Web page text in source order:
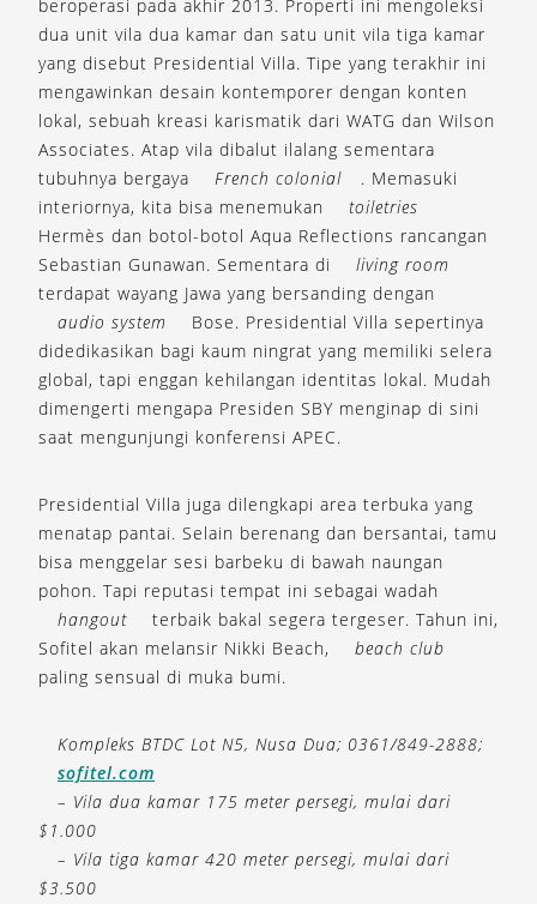
beroperasi pada akhir 2013. Properti ini mengoleksi
dua unit vila dua kamar dan satu unit vila tiga kamar
yang disebut Presidential Villa. Tipe yang terakhir ini
mengawinkan desain kontemporer dengan konten
lokal, sebuah kreasi karismatik dari WATG dan Wilson
Associates. Atap vila dibalut ilalang sementara
tubuhnya bergaya
French colonial
. Memasuki
interiornya, kita bisa menemukan
toiletries
Hermès dan botol-botol Aqua Reflections rancangan
Sebastian Gunawan. Sementara di
living room
terdapat wayang Jawa yang bersanding dengan
audio system
Bose. Presidential Villa sepertinya
didedikasikan bagi kaum ningrat yang memiliki selera
global, tapi enggan kehilangan identitas lokal. Mudah
dimengerti mengapa Presiden SBY menginap di sini
saat mengunjungi konferensi APEC.
Presidential Villa juga dilengkapi area terbuka yang
menatap pantai. Selain berenang dan bersantai, tamu
bisa menggelar sesi barbeku di bawah naungan
pohon. Tapi reputasi tempat ini sebagai wadah
hangout
terbaik bakal segera tergeser. Tahun ini,
Sofitel akan melansir Nikki Beach,
beach club
paling sensual di muka bumi.
Kompleks BTDC Lot N5, Nusa Dua; 0361/849-2888;
sofitel.com
– Vila dua kamar 175 meter persegi, mulai dari
$1.000
– Vila tiga kamar 420 meter persegi, mulai dari
$3.500